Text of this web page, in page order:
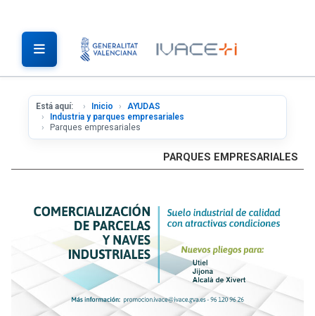
Está aquí: Inicio
AYUDAS
Industria y parques empresariales
Parques empresariales
PARQUES EMPRESARIALES